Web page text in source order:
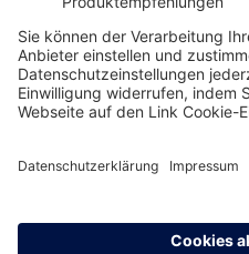
Impressum AGBDatenschutz